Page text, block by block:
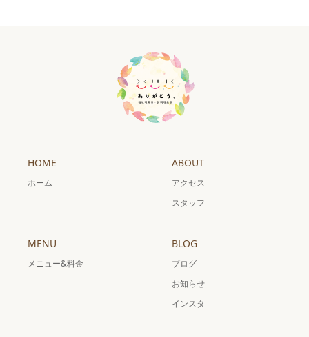
HOME
ホーム
ABOUT
アクセス
スタッフ
MENU
メニュー&料金
BLOG
ブログ
お知らせ
インスタ